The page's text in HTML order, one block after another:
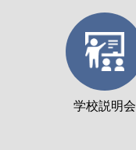
学校説明会